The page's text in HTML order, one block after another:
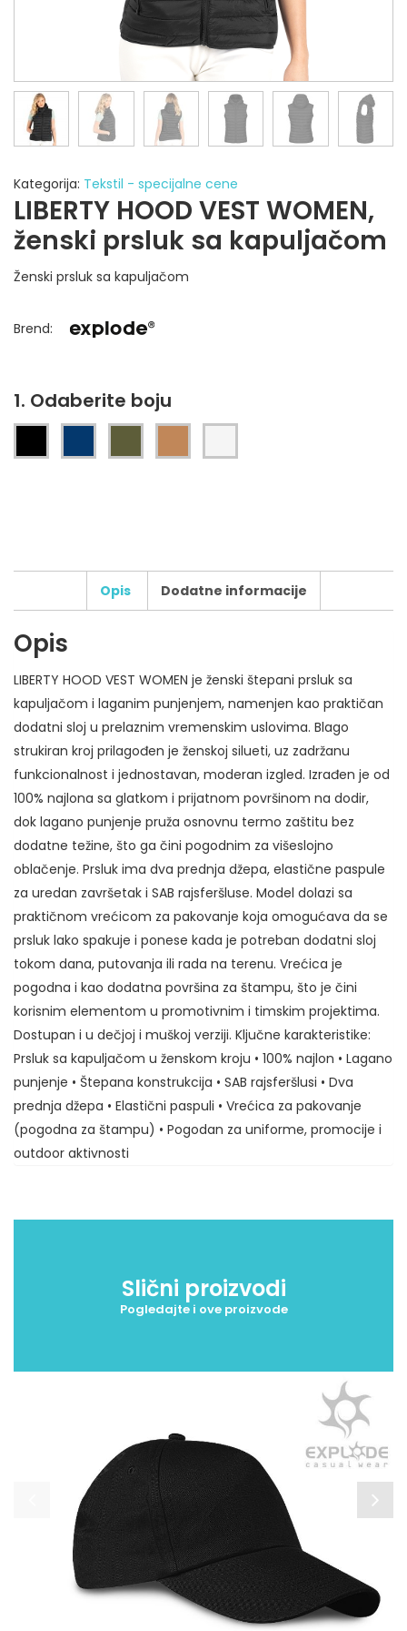
Kategorija: Tekstil - specijalne cene
LIBERTY HOOD VEST WOMEN,
ženski prsluk sa kapuljačom
Ženski prsluk sa kapuljačom
Brend:
1. Odaberite boju
Broj boja štampe:
Tip štampe:
Broj pozicija štampe:
Dodatni zahtevi za štampu:
Maksimalni dozvoljeni broj karaktera: 500
Opis Dodatne informacije
Opis
LIBERTY HOOD VEST WOMEN je ženski štepani prsluk sa
kapuljačom i laganim punjenjem, namenjen kao praktičan
dodatni sloj u prelaznim vremenskim uslovima. Blago
strukiran kroj prilagođen je ženskoj silueti, uz zadržanu
funkcionalnost i jednostavan, moderan izgled. Izrađen je od
100% najlona sa glatkom i prijatnom površinom na dodir,
dok lagano punjenje pruža osnovnu termo zaštitu bez
dodatne težine, što ga čini pogodnim za višeslojno
oblačenje. Prsluk ima dva prednja džepa, elastične paspule
za uredan završetak i SAB rajsferšluse. Model dolazi sa
praktičnom vrećicom za pakovanje koja omogućava da se
prsluk lako spakuje i ponese kada je potreban dodatni sloj
tokom dana, putovanja ili rada na terenu. Vrećica je
pogodna i kao dodatna površina za štampu, što je čini
korisnim elementom u promotivnim i timskim projektima.
Dostupan i u dečjoj i muškoj verziji. Ključne karakteristike:
Prsluk sa kapuljačom u ženskom kroju • 100% najlon • Lagano
punjenje • Štepana konstrukcija • SAB rajsferšlusi • Dva
prednja džepa • Elastični paspuli • Vrećica za pakovanje
(pogodna za štampu) • Pogodan za uniforme, promocije i
outdoor aktivnosti
Slični proizvodi
Pogledajte i ove proizvode